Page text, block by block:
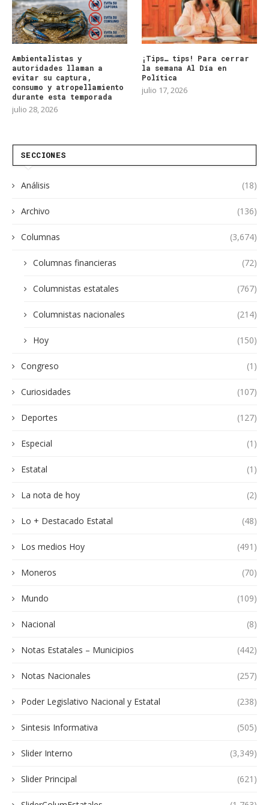
Ambientalistas y
autoridades llaman a
evitar su captura,
consumo y atropellamiento
durante esta temporada
julio 28, 2026
¡Tips… tips! Para cerrar
la semana Al Día en
Política
julio 17, 2026
SECCIONES
Análisis (18)
Archivo (136)
Columnas (3,674)
Columnas financieras (72)
Columnistas estatales (767)
Columnistas nacionales (214)
Hoy (150)
Congreso (1)
Curiosidades (107)
Deportes (127)
Especial (1)
Estatal (1)
La nota de hoy (2)
Lo + Destacado Estatal (48)
Los medios Hoy (491)
Moneros (70)
Mundo (109)
Nacional (8)
Notas Estatales – Municipios (442)
Notas Nacionales (257)
Poder Legislativo Nacional y Estatal (238)
Sintesis Informativa (505)
Slider Interno (3,349)
Slider Principal (621)